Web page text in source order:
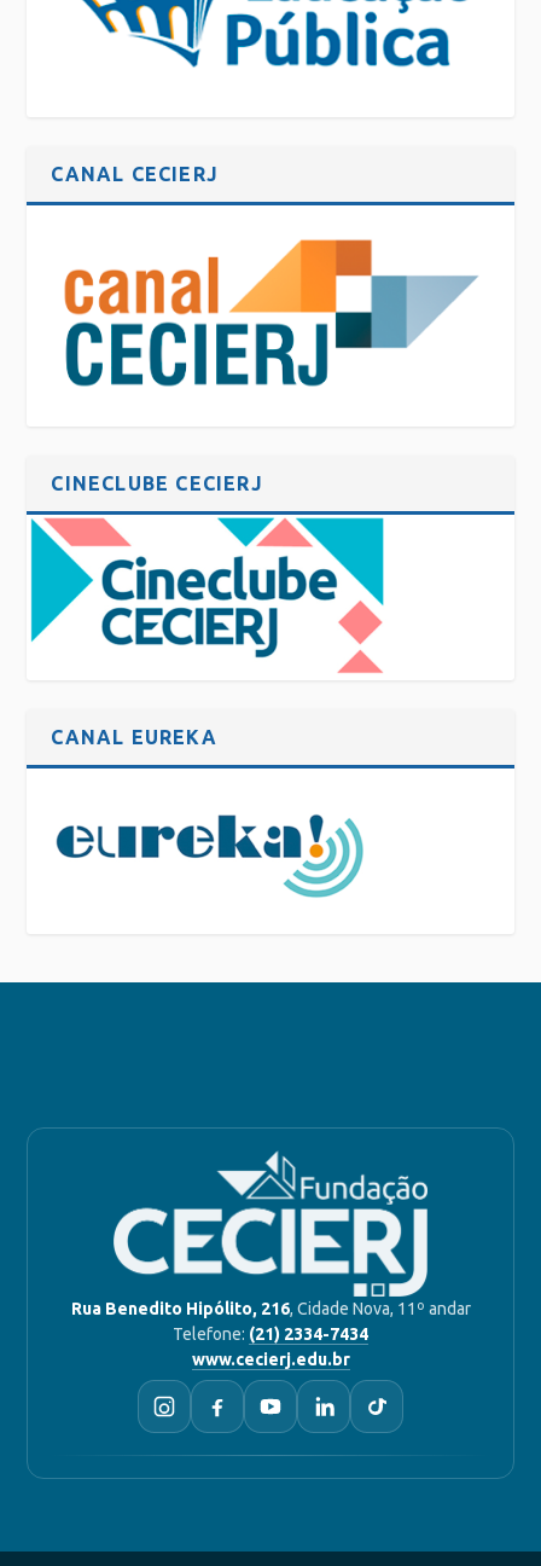
CANAL CECIERJ
CINECLUBE CECIERJ
CANAL EUREKA
Rua Benedito Hipólito, 216, Cidade Nova, 11º andar
Telefone: (21) 2334-7434
www.cecierj.edu.br